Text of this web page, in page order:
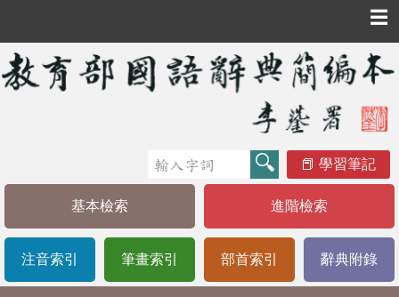
☰
學習筆記
基本檢索 進階檢索
注音索引 筆畫索引 部首索引 辭典附錄